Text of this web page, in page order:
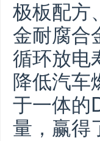
极板配方
金耐腐合
循环放电
降低汽车
于一体的
量，赢得